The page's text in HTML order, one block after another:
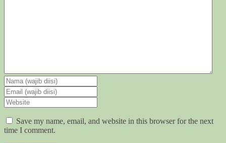
Save my name, email, and website in this browser for the next
time I comment.